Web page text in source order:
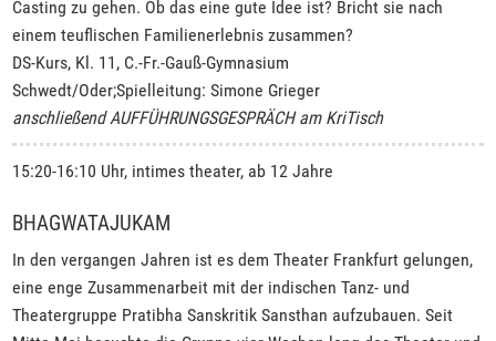
Casting zu gehen. Ob das eine gute Idee ist? Bricht sie nach
einem teuflischen Familienerlebnis zusammen?
DS-Kurs, Kl. 11, C.-Fr.-Gauß-Gymnasium
Schwedt/Oder;Spielleitung: Simone Grieger
anschließend AUFFÜHRUNGSGESPRÄCH am KriTisch
15:20-16:10 Uhr, intimes theater, ab 12 Jahre
BHAGWATAJUKAM
In den vergangen Jahren ist es dem Theater Frankfurt gelungen,
eine enge Zusammenarbeit mit der indischen Tanz- und
Theatergruppe Pratibha Sanskritik Sansthan aufzubauen. Seit